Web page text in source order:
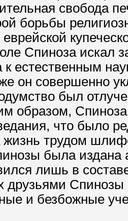
свобода
борьбы
Спиноза искал
к естественным
он совершенно
был
образом,
что было
жизнь трудом
была
лишь в
друзьями Спинозы
и безбожные